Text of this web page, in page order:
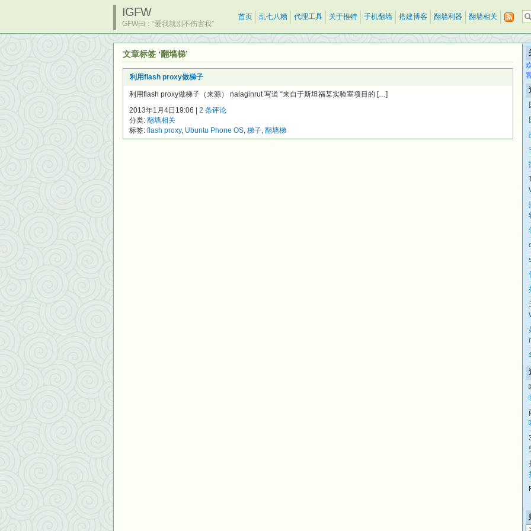
IGFW
GFW曰：“爱我就别不伤害我”
首页 乱七八糟 代理工具 关于推特 手机翻墙 搭建博客 翻墙利器 翻墙相关
文章标签 ‘翻墙梯’
利用flash proxy做梯子
利用flash proxy做梯子（来源） nalaginrut 写道 “来自于斯坦福某实验室项目的 […]
2013年1月4日19:06 | 2 条评论
分类: 翻墙相关
标签: flash proxy, Ubuntu Phone OS, 梯子, 翻墙梯